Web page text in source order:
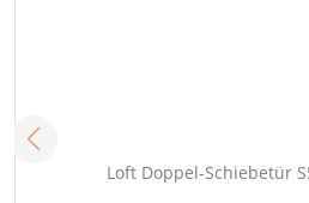
Loft Doppel-Schiebetür